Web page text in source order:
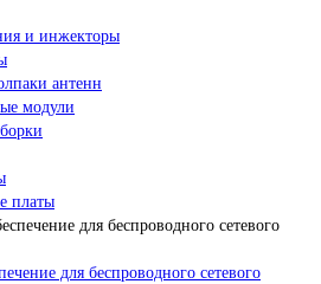
и инжекторы
антенн
модули
платы
для беспроводного сетевого